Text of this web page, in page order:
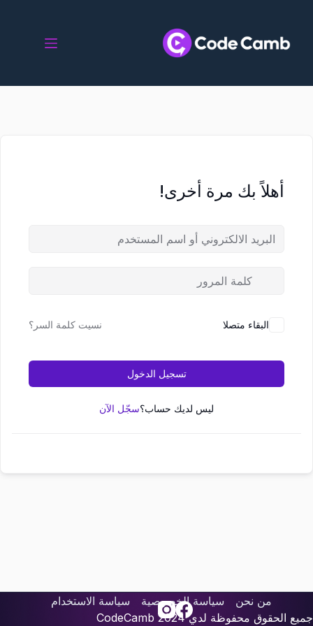
أهلاً بك مرة أخرى!
البقاء متصلا نسيت كلمة السر؟
تسجيل الدخول
ليس لديك حساب؟سجّل الآن
من نحن سياسة الخصوصية
سياسة الاستخدام
جميع الحقوق محفوظة لدي
CodeCamb 2024